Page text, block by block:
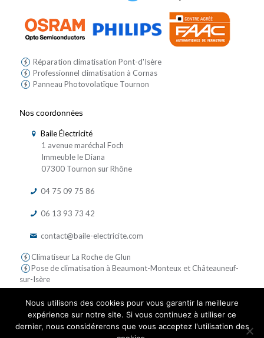
Réparation climatisation Pont-d'Isère
Professionnel climatisation à Cornas
Panneau Photovolatïque Tournon
Nos coordonnées
Baile Électricité
1 avenue maréchal Foch
Immeuble le Diana
07300 Tournon sur Rhône
04 75 09 75 86
06 13 93 73 42
contact@baile-electricite.com
Climatiseur La Roche de Glun
Pose de climatisation à Beaumont-Monteux et Châteauneuf-
sur-Isère
Nous utilisons des cookies pour vous garantir la meilleure
expérience sur notre site. Si vous continuez à utiliser ce
dernier, nous considérerons que vous acceptez l'utilisation des